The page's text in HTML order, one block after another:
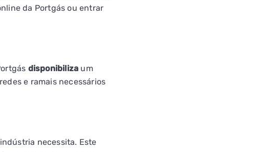
da Portgás ou entrar
disponibiliza um
e ramais necessários
necessita. Este